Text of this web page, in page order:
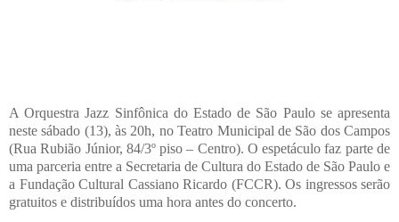
A Orquestra Jazz Sinfônica do Estado de São Paulo se apresenta
neste sábado (13), às 20h, no Teatro Municipal de São dos Campos
(Rua Rubião Júnior, 84/3º piso – Centro). O espetáculo faz parte de
uma parceria entre a Secretaria de Cultura do Estado de São Paulo e
a Fundação Cultural Cassiano Ricardo (FCCR). Os ingressos serão
gratuitos e distribuídos uma hora antes do concerto.